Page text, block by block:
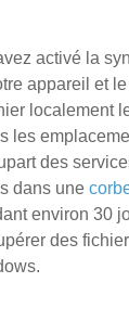
activé la
appareil et
localement
les
des
dans une
environ 30
des